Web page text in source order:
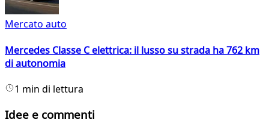
Mercato auto
Mercedes Classe C elettrica: il lusso su strada ha 762 km
di autonomia
1 min di lettura
Idee e commenti